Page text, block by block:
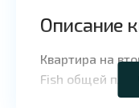
Описание
Квартира на
Fish общей
включает